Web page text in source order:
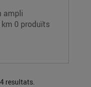
ampli
0 produïts
resultats.